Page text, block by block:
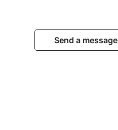
Send a message